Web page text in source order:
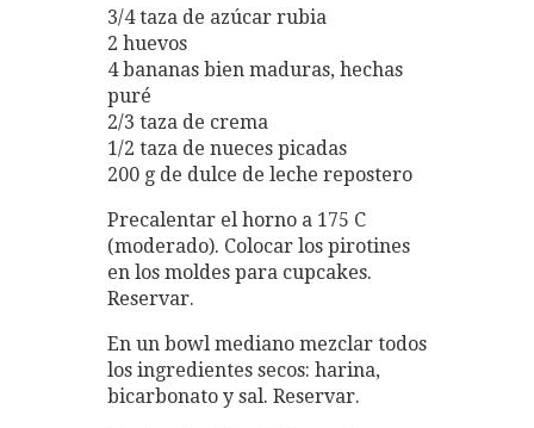
3/4 taza de azúcar rubia
2 huevos
4 bananas bien maduras, hechas
puré
2/3 taza de crema
1/2 taza de nueces picadas
200 g de dulce de leche repostero
Precalentar el horno a 175 C
(moderado). Colocar los pirotines
en los moldes para cupcakes.
Reservar.
En un bowl mediano mezclar todos
los ingredientes secos: harina,
bicarbonato y sal. Reservar.